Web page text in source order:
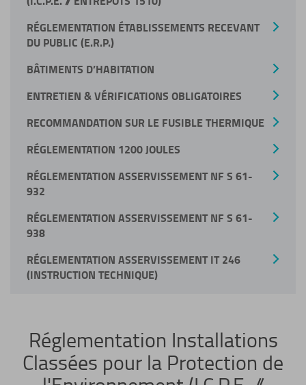
RÉGLEMENTATION ÉTABLISSEMENTS RECEVANT
DU PUBLIC (E.R.P.)
BÂTIMENTS D’HABITATION
ENTRETIEN & VÉRIFICATIONS OBLIGATOIRES
RECOMMANDATION SUR LE FUSIBLE THERMIQUE
RÉGLEMENTATION 1200 JOULES
RÉGLEMENTATION ASSERVISSEMENT NF S 61-
932
RÉGLEMENTATION ASSERVISSEMENT NF S 61-
938
RÉGLEMENTATION ASSERVISSEMENT IT 246
(INSTRUCTION TECHNIQUE)
Réglementation Installations
Classées pour la Protection de